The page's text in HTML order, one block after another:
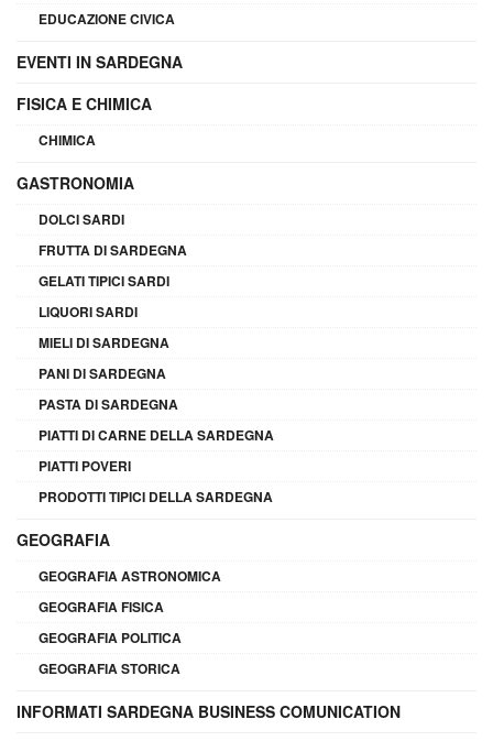
EDUCAZIONE CIVICA
EVENTI IN SARDEGNA
FISICA E CHIMICA
CHIMICA
GASTRONOMIA
DOLCI SARDI
FRUTTA DI SARDEGNA
GELATI TIPICI SARDI
LIQUORI SARDI
MIELI DI SARDEGNA
PANI DI SARDEGNA
PASTA DI SARDEGNA
PIATTI DI CARNE DELLA SARDEGNA
PIATTI POVERI
PRODOTTI TIPICI DELLA SARDEGNA
GEOGRAFIA
GEOGRAFIA ASTRONOMICA
GEOGRAFIA FISICA
GEOGRAFIA POLITICA
GEOGRAFIA STORICA
INFORMATI SARDEGNA BUSINESS COMUNICATION